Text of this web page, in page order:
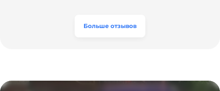
эту компанию всем, кто ищет надёжных
Больше отзывов